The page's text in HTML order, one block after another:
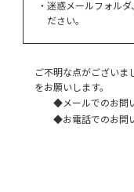
・迷惑メールフォル
ださい。
ご不明な点がございま
をお願いします。
◆メールでのお問
◆お電話でのお問